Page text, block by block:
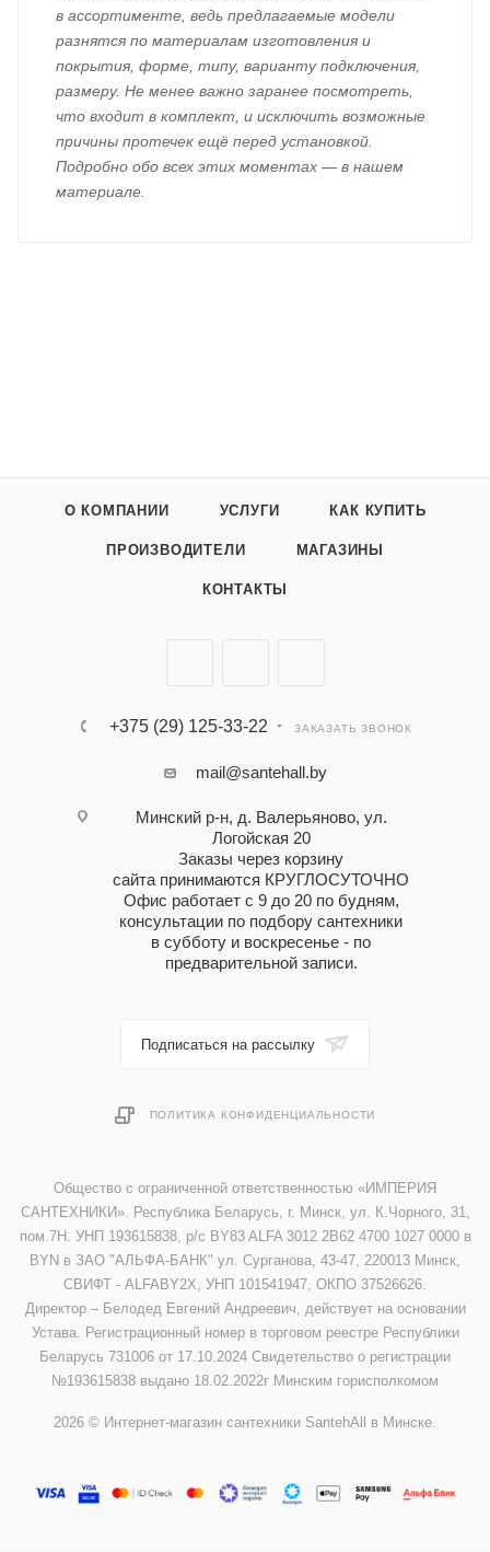
в ассортименте, ведь предлагаемые модели
разнятся по материалам изготовления и
покрытия, форме, типу, варианту подключения,
размеру. Не менее важно заранее посмотреть,
что входит в комплект, и исключить возможные
причины протечек ещё перед установкой.
Подробно обо всех этих моментах — в нашем
материале.
О КОМПАНИИ УСЛУГИ КАК КУПИТЬ
ПРОИЗВОДИТЕЛИ МАГАЗИНЫ
КОНТАКТЫ
+375 (29) 125-33-22 ЗАКАЗАТЬ ЗВОНОК
mail@santehall.by
Минский р-н, д. Валерьяново, ул.
Логойская 20
Заказы через корзину
сайта принимаются КРУГЛОСУТОЧНО
Офис работает с 9 до 20 по будням,
консультации по подбору сантехники
в субботу и воскресенье - по
предварительной записи.
Подписаться на рассылку
ПОЛИТИКА КОНФИДЕНЦИАЛЬНОСТИ
Общество с ограниченной ответственностью «ИМПЕРИЯ
САНТЕХНИКИ». Республика Беларусь, г. Минск, ул. К.Чорного, 31,
пом.7Н. УНП 193615838, р/с BY83 ALFA 3012 2B62 4700 1027 0000 в
BYN в ЗАО "АЛЬФА-БАНК" ул. Сурганова, 43-47, 220013 Минск,
СВИФТ - ALFABY2X, УНП 101541947, ОКПО 37526626.
Директор – Белодед Евгений Андреевич, действует на основании
Устава. Регистрационный номер в торговом реестре Республики
Беларусь 731006 от 17.10.2024 Свидетельство о регистрации
№193615838 выдано 18.02.2022г Минским горисполкомом
2026 © Интернет-магазин сантехники SantehAll в Минске.